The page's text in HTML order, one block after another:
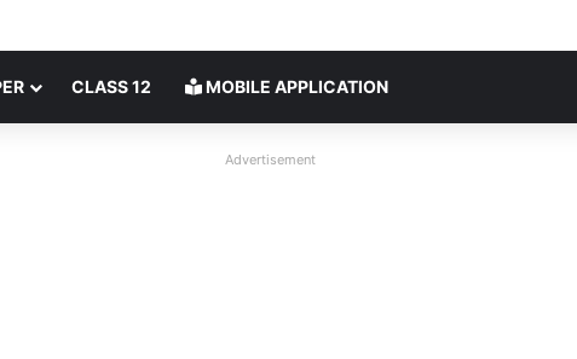
CLASS 12 MOBILE APPLICATION
Advertisement